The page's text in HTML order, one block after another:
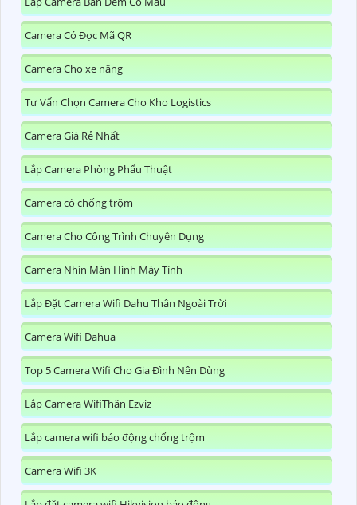
Camera Có Đọc Mã QR
Camera Cho xe nâng
Tư Vấn Chọn Camera Cho Kho Logistics
Camera Giá Rẻ Nhất
Lắp Camera Phòng Phẩu Thuật
Camera có chống trộm
Camera Cho Công Trình Chuyên Dụng
Camera Nhìn Màn Hình Máy Tính
Lắp Đặt Camera Wifi Dahu Thân Ngoài Trời
Camera Wifi Dahua
Top 5 Camera Wifi Cho Gia Đình Nên Dùng
Lắp Camera WifiThân Ezviz
Lắp camera wifi báo động chống trộm
Camera Wifi 3K